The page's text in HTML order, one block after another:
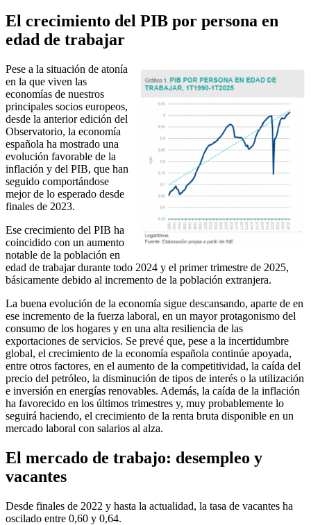
El crecimiento del PIB por persona en
edad de trabajar
Pese a la situación de atonía
en la que viven las
economías de nuestros
principales socios europeos,
desde la anterior edición del
Observatorio, la economía
española ha mostrado una
evolución favorable de la
inflación y del PIB, que han
seguido comportándose
mejor de lo esperado desde
finales de 2023.
Ese crecimiento del PIB ha
coincidido con un aumento
notable de la población en
edad de trabajar durante todo 2024 y el primer trimestre de 2025,
básicamente debido al incremento de la población extranjera.
La buena evolución de la economía sigue descansando, aparte de en
ese incremento de la fuerza laboral, en un mayor protagonismo del
consumo de los hogares y en una alta resiliencia de las
exportaciones de servicios. Se prevé que, pese a la incertidumbre
global, el crecimiento de la economía española continúe apoyada,
entre otros factores, en el aumento de la competitividad, la caída del
precio del petróleo, la disminución de tipos de interés o la utilización
e inversión en energías renovables. Además, la caída de la inflación
ha favorecido en los últimos trimestres y, muy probablemente lo
seguirá haciendo, el crecimiento de la renta bruta disponible en un
mercado laboral con salarios al alza.
El mercado de trabajo: desempleo y
vacantes
Desde finales de 2022 y hasta la actualidad, la tasa de vacantes ha
oscilado entre 0,60 y 0,64.